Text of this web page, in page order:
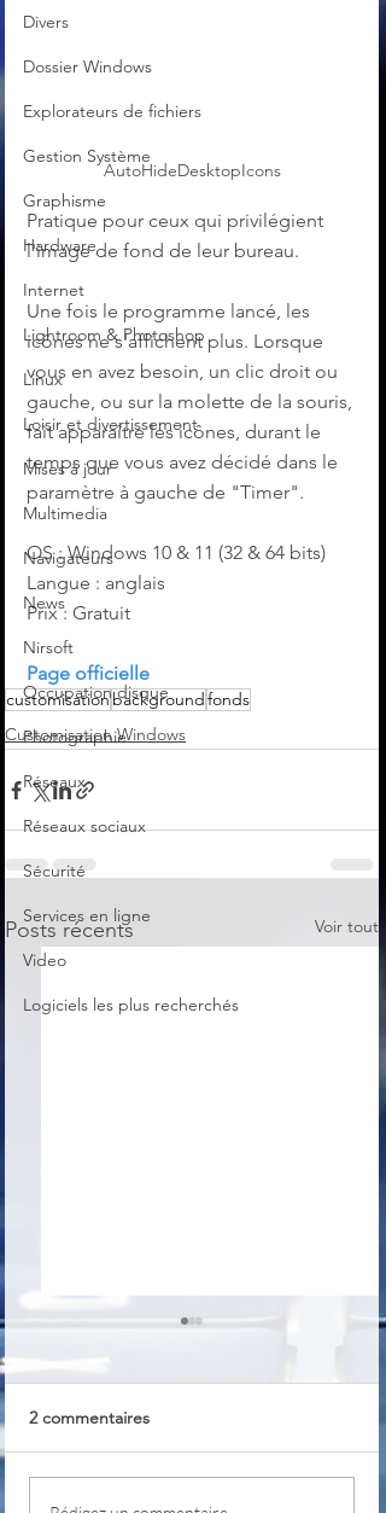
Divers
Dossier Windows
Explorateurs de fichiers
Gestion Système
Graphisme
Hardware
Internet
Lightroom & Photoshop
Linux
Loisir et divertissement
Mises à jour
Multimedia
Navigateurs
News
Nirsoft
Occupation disque
Photographie
Réseaux
Réseaux sociaux
Sécurité
Services en ligne
Video
Logiciels les plus recherchés
AutoHideDesktopIcons
Pratique pour ceux qui privilégient
l'image de fond de leur bureau.
Une fois le programme lancé, les
icônes ne s'affichent plus. Lorsque
vous en avez besoin, un clic droit ou
gauche, ou sur la molette de la souris,
fait apparaître les icônes, durant le
temps que vous avez décidé dans le
paramètre à gauche de "Timer".
OS : Windows 10 & 11 (32 & 64 bits)
Langue : anglais
Prix : Gratuit
Page officielle
customisationbackground fonds
Customisation Windows
Posts récents Voir tout
TrayBin
2 commentaires